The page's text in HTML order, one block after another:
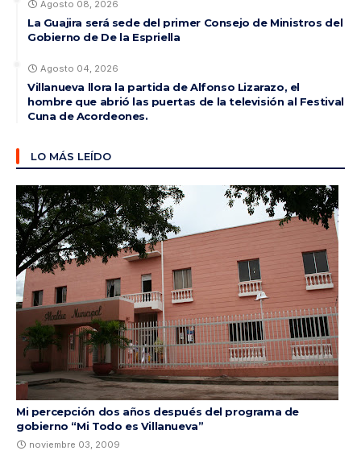
Agosto 08, 2026
La Guajira será sede del primer Consejo de Ministros del
Gobierno de De la Espriella
Agosto 04, 2026
Villanueva llora la partida de Alfonso Lizarazo, el
hombre que abrió las puertas de la televisión al Festival
Cuna de Acordeones.
LO MÁS LEÍDO
Mi percepción dos años después del programa de
gobierno “Mi Todo es Villanueva”
noviembre 03, 2009